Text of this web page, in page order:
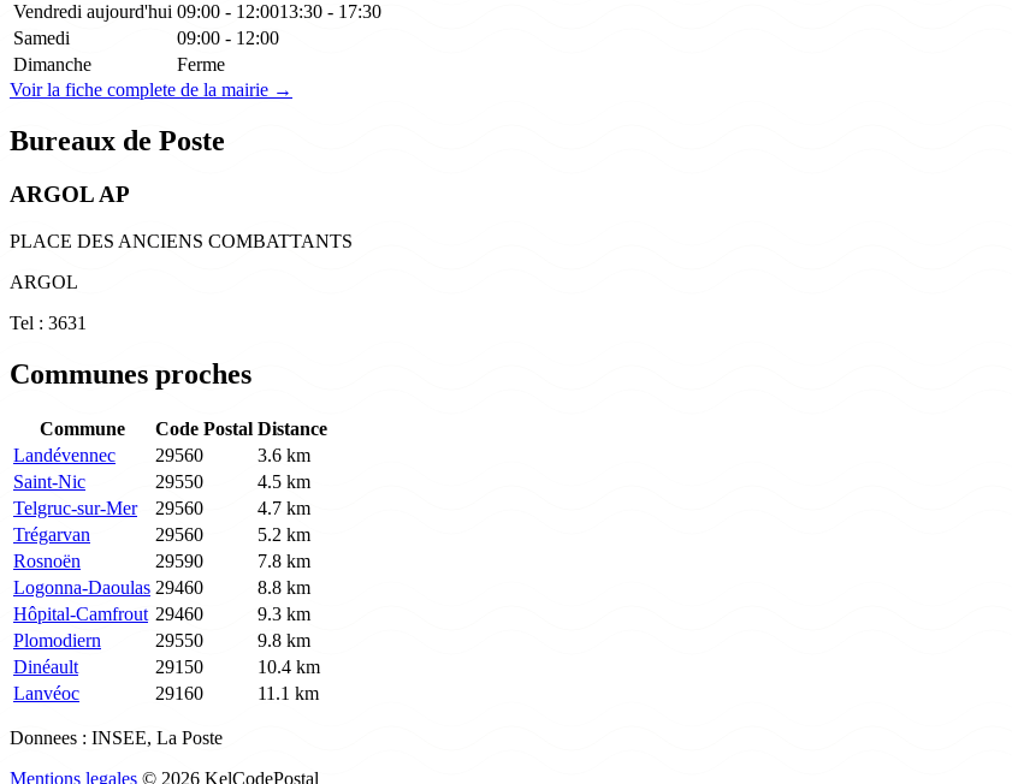
Vendredi aujourd'hui 09:00 - 12:0013:30 - 17:30
Samedi
09:00 - 12:00
Dimanche
Ferme
Voir la fiche complete de la mairie →
Bureaux de Poste
ARGOL AP
PLACE DES ANCIENS COMBATTANTS
ARGOL
Tel : 3631
Communes proches
Commune Code Postal Distance
Landévennec
29560
3.6 km
Saint-Nic
29550
4.5 km
Telgruc-sur-Mer
29560
4.7 km
Trégarvan
29560
5.2 km
Rosnoën
29590
7.8 km
Logonna-Daoulas 29460
8.8 km
Hôpital-Camfrout 29460
9.3 km
Plomodiern
29550
9.8 km
Dinéault
29150
10.4 km
Lanvéoc
29160 11.1 km
Donnees : INSEE, La Poste
Mentions legales © 2026 KelCodePostal